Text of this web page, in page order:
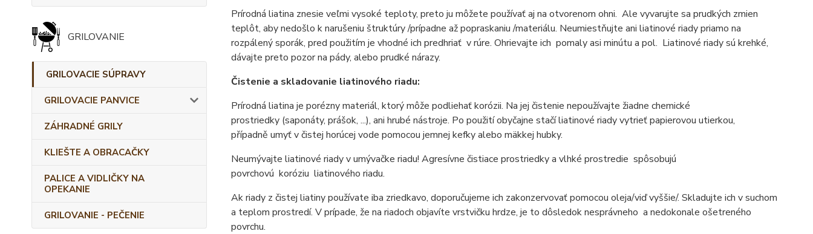
GRILOVANIE
GRILOVACIE SÚPRAVY
GRILOVACIE PANVICE
ZÁHRADNÉ GRILY
KLIEŠTE A OBRACAČKY
PALICE A VIDLIČKY NA
OPEKANIE
GRILOVANIE - PEČENIE
Prírodná liatina znesie veľmi vysoké teploty, preto ju môžete používať aj na otvorenom ohni. Ale vyvarujte sa prudkých zmien
teplôt, aby nedošlo k narušeniu štruktúry /prípadne až popraskaniu /materiálu. Neumiestňujte ani liatinové riady priamo na
rozpálený sporák, pred použitím je vhodné ich predhriať v rúre. Ohrievajte ich pomaly asi minútu a pol. Liatinové riady sú krehké,
dávajte preto pozor na pády, alebo prudké nárazy.
Čistenie a skladovanie liatinového riadu:
Prírodná liatina je porézny materiál, ktorý môže podliehať korózii. Na jej čistenie nepoužívajte žiadne chemické
prostriedky (saponáty, prášok, ...), ani hrubé nástroje. Po použití obyčajne stačí liatinové riady vytrieť papierovou utierkou,
případně umyť v čistej horúcej vode pomocou jemnej kefky alebo mäkkej hubky.
Neumývajte liatinové riady v umývačke riadu! Agresívne čistiace prostriedky a vlhké prostredie spôsobujú
povrchovú koróziu liatinového riadu.
Ak riady z čistej liatiny používate iba zriedkavo, doporučujeme ich zakonzervovať pomocou oleja/viď vyššie/. Skladujte ich v suchom
a teplom prostredí. V prípade, že na riadoch objavíte vrstvičku hrdze, je to dôsledok nesprávneho a nedokonale ošetreného
povrchu.